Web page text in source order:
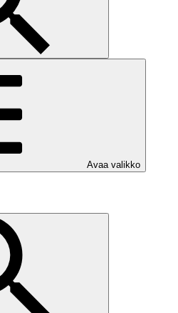
Avaa valikko